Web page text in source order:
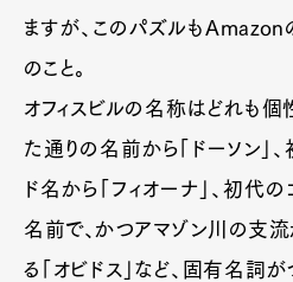
ますが、このパズルもAmazon
のこと。
オフィスビルの名称はどれも個
た通りの名前から「ドーソン
ド名から「フィオーナ」、初代
名前で、かつアマゾン川の支
る「オビドス」など、固有名詞